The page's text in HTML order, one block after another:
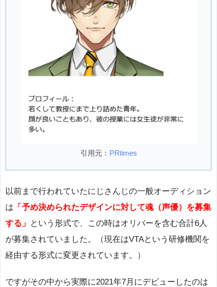
引用元： PRtimes
以前まで行われていたにじさんじの一般オーディション
は 「予め決められたデザインに対して魂（声優）を募集
する」
という形式で、この時はオリバーを含む合計6人
が募集されていました。（現在はVTAという研修機関を
経由する形式に変更されています。）
ですがその中から実際に2021年7月にデビューしたのは